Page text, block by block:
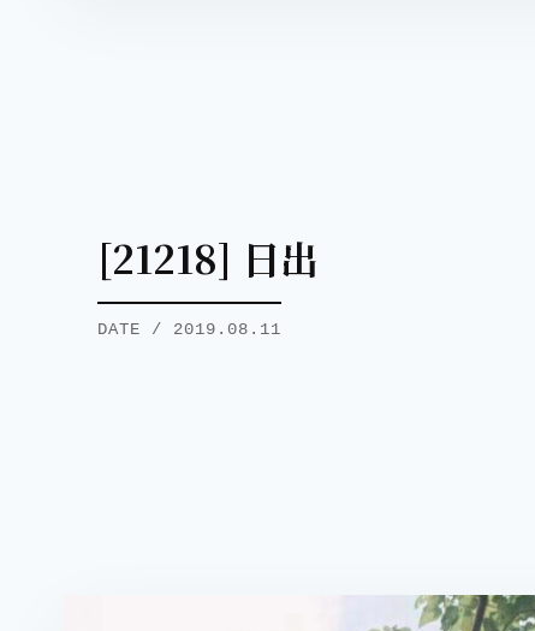
[21218] 日出
DATE / 2019.08.11